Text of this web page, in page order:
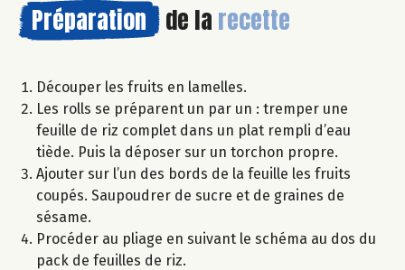
Préparation de la recette
Découper les fruits en lamelles.
Les rolls se préparent un par un : tremper une
feuille de riz complet dans un plat rempli d’eau
tiède. Puis la déposer sur un torchon propre.
Ajouter sur l’un des bords de la feuille les fruits
coupés. Saupoudrer de sucre et de graines de
sésame.
Procéder au pliage en suivant le schéma au dos du
pack de feuilles de riz.